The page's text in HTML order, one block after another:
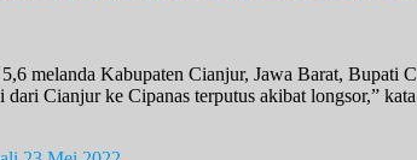
melanda Kabupaten Cianjur, Jawa Barat,
Cianjur ke Cipanas terputus akibat longsor,”